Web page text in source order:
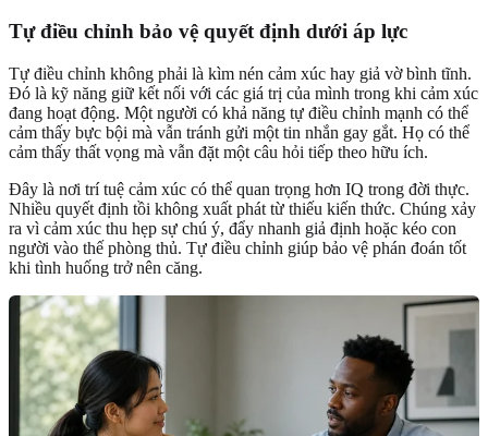
Tự điều chỉnh bảo vệ quyết định dưới áp lực
Tự điều chỉnh không phải là kìm nén cảm xúc hay giả vờ bình tĩnh.
Đó là kỹ năng giữ kết nối với các giá trị của mình trong khi cảm xúc
đang hoạt động. Một người có khả năng tự điều chỉnh mạnh có thể
cảm thấy bực bội mà vẫn tránh gửi một tin nhắn gay gắt. Họ có thể
cảm thấy thất vọng mà vẫn đặt một câu hỏi tiếp theo hữu ích.
Đây là nơi trí tuệ cảm xúc có thể quan trọng hơn IQ trong đời thực.
Nhiều quyết định tồi không xuất phát từ thiếu kiến thức. Chúng xảy
ra vì cảm xúc thu hẹp sự chú ý, đẩy nhanh giả định hoặc kéo con
người vào thế phòng thủ. Tự điều chỉnh giúp bảo vệ phán đoán tốt
khi tình huống trở nên căng.